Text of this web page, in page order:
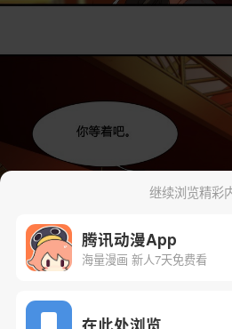
继续浏览精彩
腾讯动漫App
海量漫画 新人7天免费看
在此处浏览